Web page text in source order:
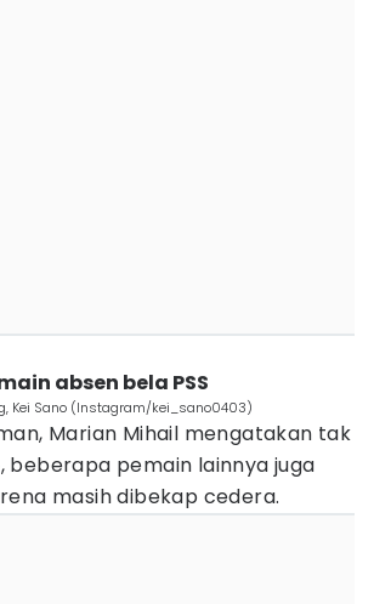
absen bela PSS
Kei Sano (Instagram/kei_sano0403)
Marian Mihail mengatakan tak
beberapa pemain lainnya juga
masih dibekap cedera.